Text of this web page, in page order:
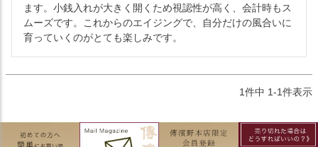
ます。小銭入れが大きく開くため視認性が高く、会計時もス
ムーズです。これからのエイジングで、自分だけの風合いに
育っていくのがとても楽しみです。
1件中 1-1件表示